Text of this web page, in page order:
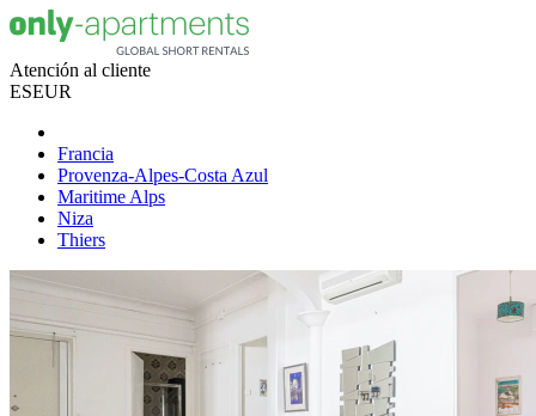
Atención al cliente
ESEUR
Francia
Provenza-Alpes-Costa Azul
Maritime Alps
Niza
Thiers